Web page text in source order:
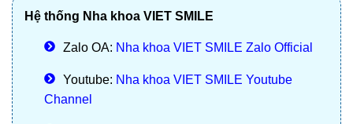
Hệ thống Nha khoa VIET SMILE
Zalo OA: Nha khoa VIET SMILE Zalo Official
Youtube: Nha khoa VIET SMILE Youtube
Channel